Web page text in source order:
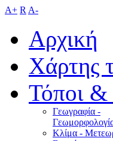
A+ R A-
Αρχική
Χάρτης
Τόποι &
Γεωγραφία -
Κλίμα -